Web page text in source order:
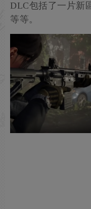
DLC包括了一片新
等等。